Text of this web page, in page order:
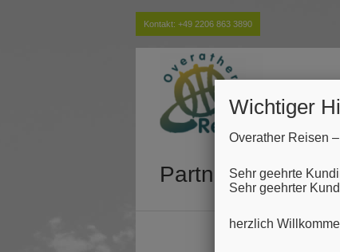
Kontakt: +49 2206 863 3890
Partner von
Wichtiger
Overather Reisen
Sehr geehrte
Sehr geehrter
herzlich